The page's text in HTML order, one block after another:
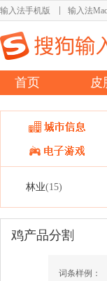
输入法手机版 输入法
首页 皮
林业(15)
鸡产品分割
词条样例：